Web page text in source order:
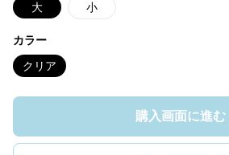
大 小
カラー
クリア
購入画面に進む